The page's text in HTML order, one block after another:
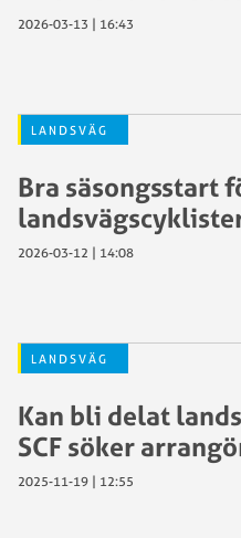
2026-03-13 | 16:43
LANDSVÄG
Bra säsongsstart
2026-03-12 | 14:08
LANDSVÄG
Kan bli delat
SCF söker
2025-11-19 | 12:55